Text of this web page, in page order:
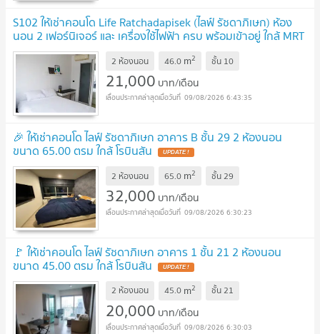
S102 ให้เช่าคอนโด Life Ratchadapisek (ไลฟ์ รัชดาภิเษก) ห้อง
นอน 2 เฟอร์นิเจอร์ และ เครื่องใช้ไฟฟ้า ครบ พร้อมเข้าอยู่ ใกล้ MRT
ห้วยขวาง UPDATE !
2 ห้องนอน 46.0 m2 ชั้น 10
21,000 บาท/เดือน
09/08/2026 6:43:35
🎉 ให้เช่าคอนโด ไลฟ์ รัชดาภิเษก อาคาร B ชั้น 29 2 ห้องนอน
ขนาด 65.00 ตรม ใกล้ โรบินสัน UPDATE !
2 ห้องนอน 65.0 m2 ชั้น29
32,000 บาท/เดือน
09/08/2026 6:30:23
🚩 ให้เช่าคอนโด ไลฟ์ รัชดาภิเษก อาคาร 1 ชั้น 21 2 ห้องนอน
ขนาด 45.00 ตรม ใกล้ โรบินสัน UPDATE !
2 ห้องนอน 45.0 m2 ชั้น21
20,000 บาท/เดือน
09/08/2026 6:30:03